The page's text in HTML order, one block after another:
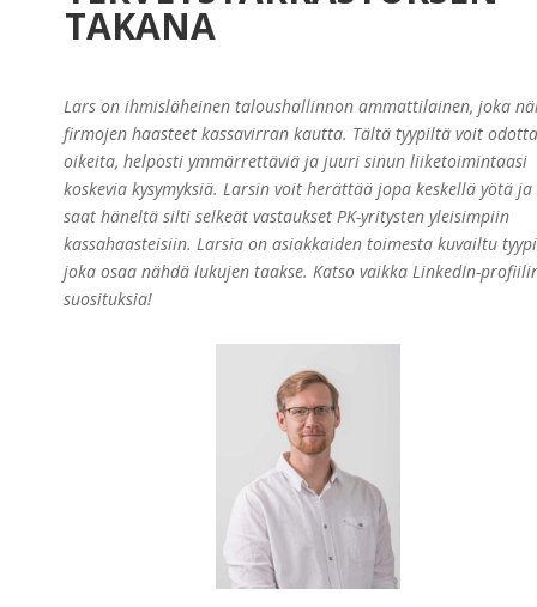
TAKANA
Lars on ihmisläheinen taloushallinnon ammattilainen, joka
firmojen haasteet kassavirran kautta. Tältä tyypiltä voit
oikeita, helposti ymmärrettäviä ja juuri sinun liiketoimintaasi
koskevia kysymyksiä. Larsin voitherättää jopa keskellä yötä ja
saat häneltä silti selkeät vastaukset PK-yritysten yleisimpiin
kassahaasteisiin. Larsia on asiakkaiden toimesta kuvailtu
joka osaa nähdä lukujen taakse. Katso vaikka LinkedIn-
suosituksia!